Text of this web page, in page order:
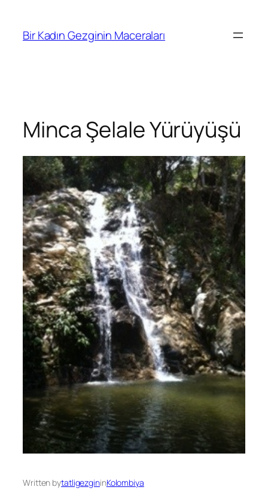
Bir Kadın Gezginin Maceraları
Minca Şelale Yürüyüşü
Written bytatligezgininKolombiya